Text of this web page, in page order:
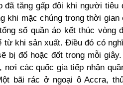
đã tăng gấp đôi khi người tiêu
khi mặc chúng trong thời gian
số quần áo kết thúc vòng
từ khi sản xuất. Điều đó có
bị đổ hoặc đốt trong mỗi
các quốc gia tiếp nhận
bãi rác ở ngoại ô Accra,